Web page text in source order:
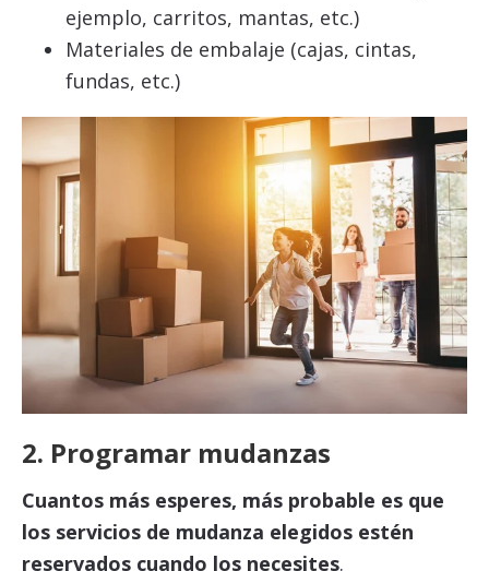
ejemplo, carritos, mantas, etc.)
Materiales de embalaje (cajas, cintas,
fundas, etc.)
2. Programar mudanzas
Cuantos más esperes, más probable es que
los servicios de mudanza elegidos estén
reservados cuando los necesites.